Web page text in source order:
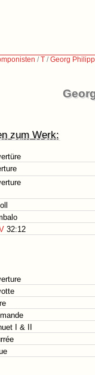
/T /Georg
zum Werk:
32:12
I & II